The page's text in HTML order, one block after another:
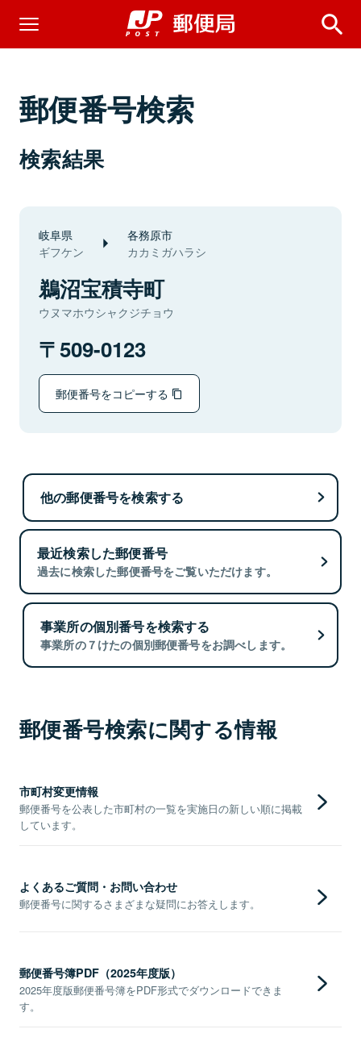
郵便番号検索
検索結果
岐阜県
ギフケン
各務原市
カカミガハラシ
鵜沼宝積寺町
ウヌマホウシャクジチョウ
509-0123
郵便番号をコピーする
他の郵便番号を検索する
最近検索した郵便番号
過去に検索した郵便番号をご覧いただけます。
事業所の個別番号を検索する
事業所の７けたの個別郵便番号をお調べします。
郵便番号検索に関する情報
市町村変更情報
郵便番号を公表した市町村の一覧を実施日の新しい順に掲載
しています。
よくあるご質問・お問い合わせ
郵便番号に関するさまざまな疑問にお答えします。
郵便番号簿PDF（2025年度版）
2025年度版郵便番号簿をPDF形式でダウンロードできま
す。